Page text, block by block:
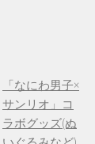
「なにわ男子×
サンリオ」コ
ラボグッズ(ぬ